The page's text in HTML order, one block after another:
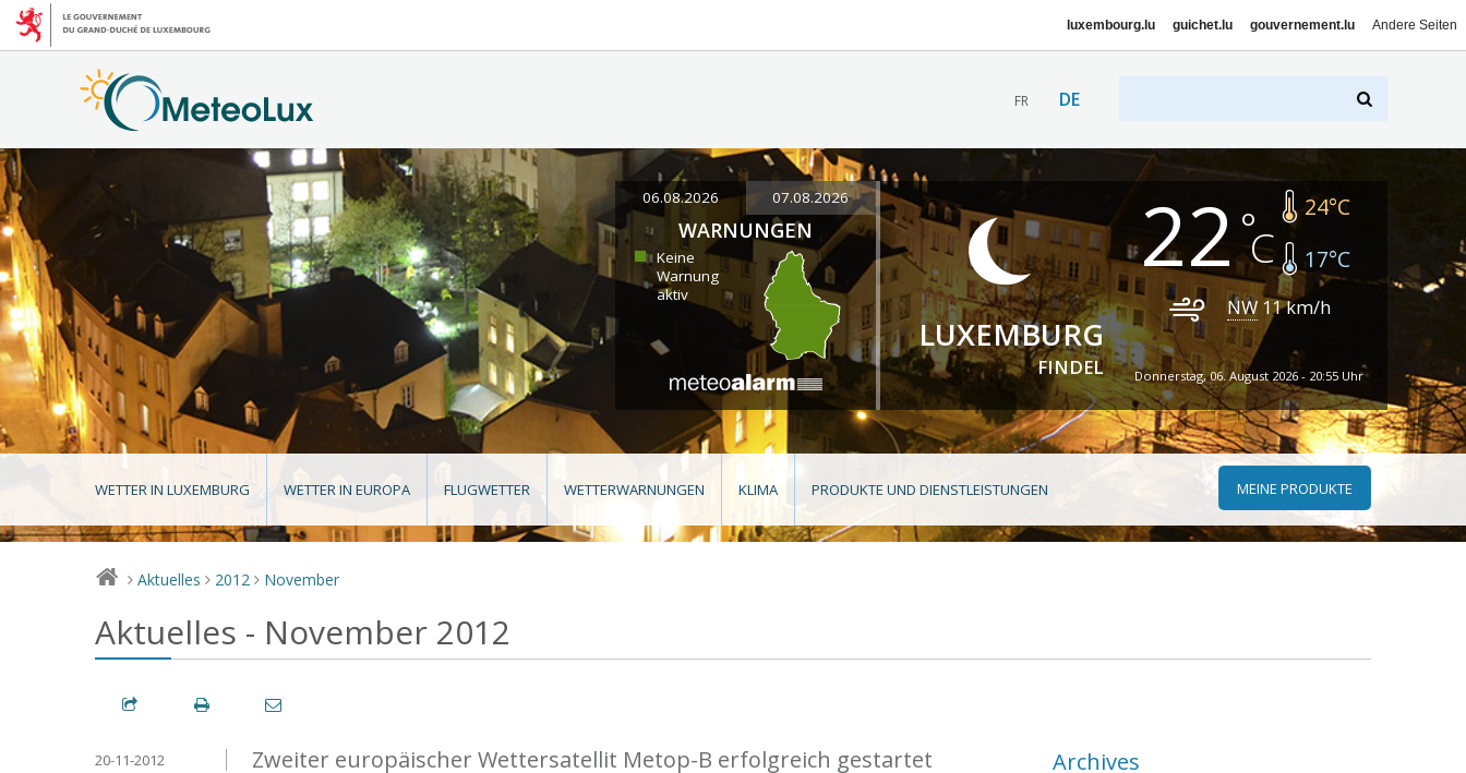
luxembourg.lu guichet.lu gouvernement.lu Andere Seiten
FR DE
06.08.2026 07.08.2026
WARNUNGEN
Keine
Warnung
aktiv
LUXEMBURG
FINDEL
22 24°C
17°C
NW 11km/h
Donnerstag, 06. August 2026 - 20:55 Uhr
WETTER IN LUXEMBURG WETTER IN EUROPA FLUGWETTER WETTERWARNUNGEN KLIMA PRODUKTE UND DIENSTLEISTUNGEN MEINE PRODUKTE
> Aktuelles > 2012 > November
Aktuelles - November 2012
Zweiter europäischer Wettersatellit Metop-B erfolgreich gestartet
20-11-2012 Archives